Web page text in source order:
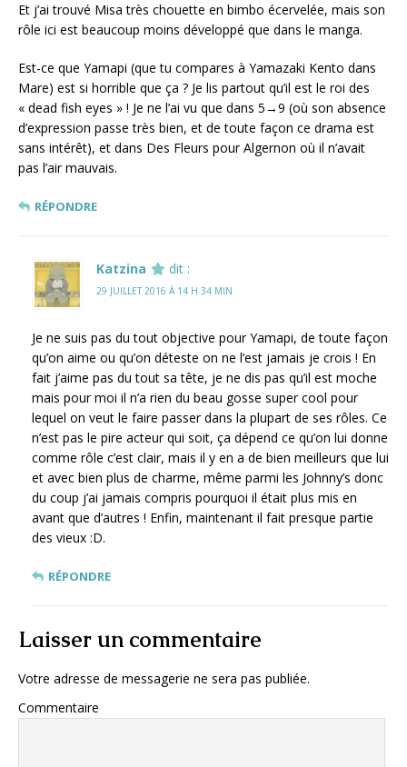
Et j’ai trouvé Misa très chouette en bimbo écervelée, mais son
rôle ici est beaucoup moins développé que dans le manga.
Est-ce que Yamapi (que tu compares à Yamazaki Kento dans
Mare) est si horrible que ça ? Je lis partout qu’il est le roi des
« dead fish eyes » ! Je ne l’ai vu que dans 5→9 (où son absence
d’expression passe très bien, et de toute façon ce drama est
sans intérêt), et dans Des Fleurs pour Algernon où il n’avait
pas l’air mauvais.
RÉPONDRE
Katzina dit :
29 JUILLET 2016 À 14 H 34 MIN
Je ne suis pas du tout objective pour Yamapi, de toute façon
qu’on aime ou qu’on déteste on ne l’est jamais je crois ! En
fait j’aime pas du tout sa tête, je ne dis pas qu’il est moche
mais pour moi il n’a rien du beau gosse super cool pour
lequel on veut le faire passer dans la plupart de ses rôles. Ce
n’est pas le pire acteur qui soit, ça dépend ce qu’on lui donne
comme rôle c’est clair, mais il y en a de bien meilleurs que lui
et avec bien plus de charme, même parmi les Johnny’s donc
du coup j’ai jamais compris pourquoi il était plus mis en
avant que d’autres ! Enfin, maintenant il fait presque partie
des vieux :D.
RÉPONDRE
Laisser un commentaire
Votre adresse de messagerie ne sera pas publiée.
Commentaire